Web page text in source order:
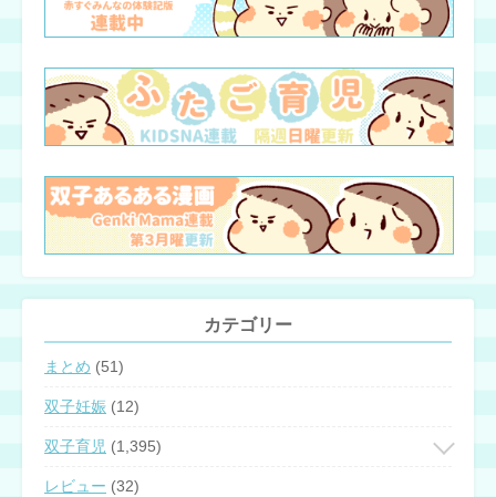
カテゴリー
まとめ (51)
双子妊娠 (12)
双子育児 (1,395)
レビュー (32)